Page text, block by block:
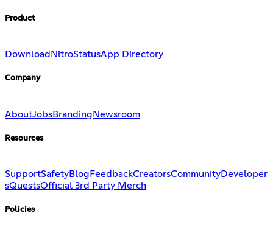
Product
Download NitroStatusApp Directory
Company
AboutJobsBranding Newsroom
Resources
SupportSafetyBlog FeedbackCreatorsCommunityDeveloper
sQuestsOfficial 3rd Party Merch
Policies